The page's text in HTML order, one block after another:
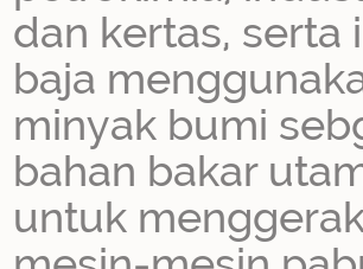
dan kertas, serta
baja
minyak bumi
bahan bakar
untuk